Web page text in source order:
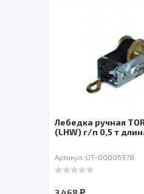
Лебедка ручная
Артикул: UT-00005978